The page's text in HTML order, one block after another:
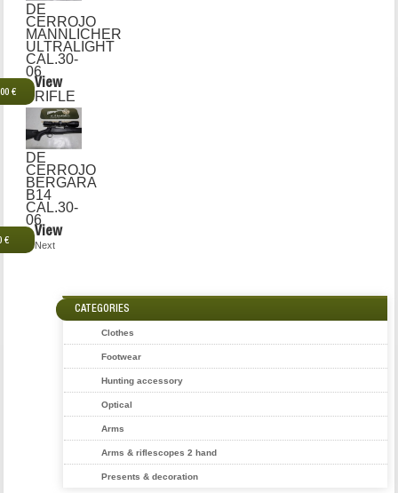
DE
CERROJO
MANNLICHER
ULTRALIGHT
CAL.30-
06
€
View
RIFLE
DE
CERROJO
BERGARA
B14
CAL.30-
06
€
View
Next
CATEGORIES
Clothes
Footwear
Hunting accessory
Optical
Arms
Arms & riflescopes 2 hand
Presents & decoration